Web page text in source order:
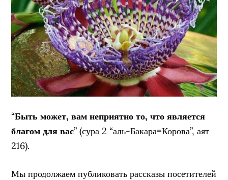
“Быть может, вам неприятно то, что является
благом для вас” (сура 2 “аль-Бакара=Корова”, аят
216).
Мы продолжаем публиковать рассказы посетителей